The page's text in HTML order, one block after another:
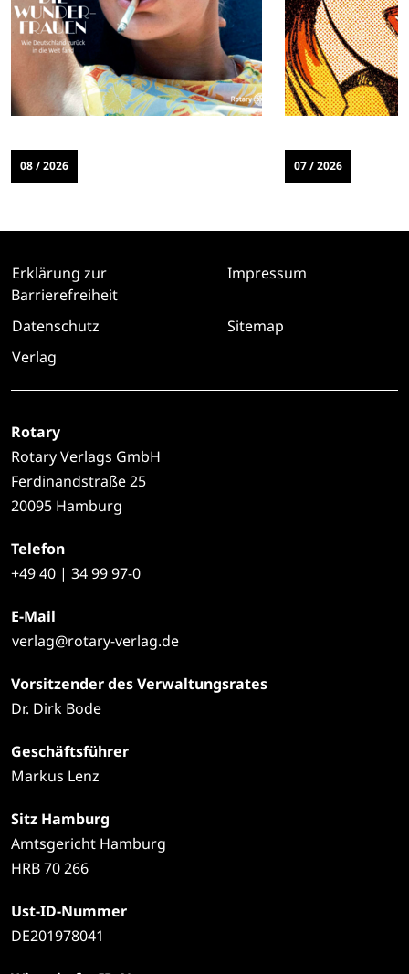
08 / 2026 07 / 2026
Erklärung zur
Barrierefreiheit
Impressum
Datenschutz
Sitemap
Verlag
Rotary
Rotary Verlags GmbH
Ferdinandstraße 25
20095 Hamburg
Telefon
+4940 | 34 99 97-0
E-Mail
verlag@rotary-verlag.de
Vorsitzender des Verwaltungsrates
Dr. Dirk Bode
Geschäftsführer
Markus Lenz
Sitz Hamburg
Amtsgericht Hamburg
HRB 70 266
Ust-ID-Nummer
DE201978041